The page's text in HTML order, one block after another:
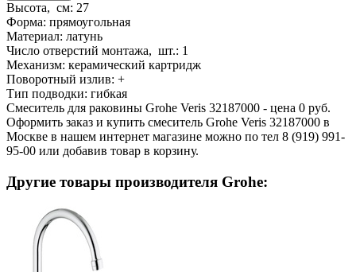
Высота, см: 27
Форма: прямоугольная
Материал: латунь
Число отверстий монтажа, шт.: 1
Механизм: керамический картридж
Поворотный излив: +
Тип подводки: гибкая
Смеситель для раковины Grohe Veris 32187000 - цена 0 руб.
Оформить заказ и купить смеситель Grohe Veris 32187000 в
Москве в нашем интернет магазине можно по тел 8 (919) 991-
95-00 или добавив товар в корзину.
Другие товары производителя Grohe: